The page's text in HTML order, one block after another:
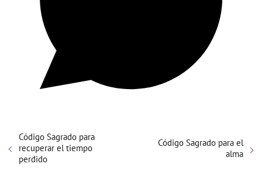
Código Sagrado para
recuperar el tiempo
perdido
Código Sagrado para el
alma